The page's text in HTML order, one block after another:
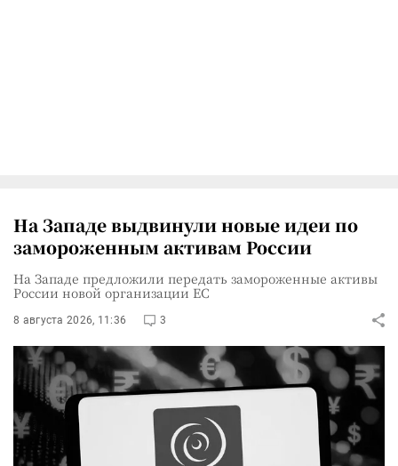
На Западе выдвинули новые идеи по
замороженным активам России
На Западе предложили передать замороженные активы
России новой организации ЕС
8 августа 2026, 11:36 3